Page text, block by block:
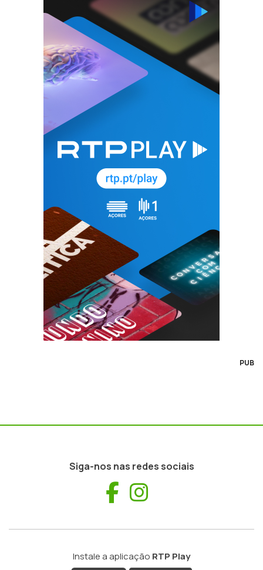
PUB
Siga-nos nas redes sociais
Facebook
Instale a aplicação RTP Play